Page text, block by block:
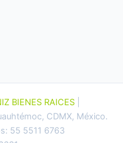
BIENES RAICES
CDMX, México.
55 5511 6763